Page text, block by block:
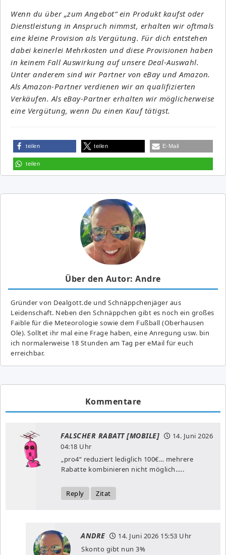
Wenn du über „zum Angebot“ ein Produkt kaufst oder
Dienstleistung in Anspruch nimmst, erhalten wir oftmals
eine kleine Provision als Vergütung. Für dich entstehen
dabei keinerlei Mehrkosten und diese Provisionen haben
in keinem Fall Auswirkung auf unsere Deal-Auswahl.
Unter anderem sind wir Partner von eBay und Amazon.
Als Amazon-Partner verdienen wir an qualifizierten
Verkäufen. Als eBay-Partner erhalten wir möglicherweise
eine Vergütung, wenn Du einen Kauf tätigst.
teilen teilen E-Mail
teilen
Über den Autor: Andre
Gründer von Dealgott.de und Schnäppchenjäger aus
Leidenschaft. Neben den Schnäppchen gibt es noch ein großes
Fai­ble für die Meteorologie sowie dem Fußball (Oberhausen
Ole). Solltet ihr mal eine Frage haben, eine Anregung usw. bin
ich normalerweise 18 Stunden am Tag per eMail für euch
erreichbar.
Kommentare
FALSCHER RABATT [MOBILE]
14. Juni 2026
04:18 Uhr
„pro4“ reduziert lediglich 100€… mehrere
Rabatte kombinieren nicht möglich…..
Reply Zitat
ANDRE 14. Juni 2026 15:53 Uhr
Skonto gibt nun 3%